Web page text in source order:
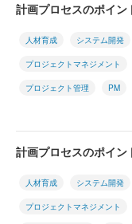
計画プロセスのポイ
人材育成 システム開発
プロジェクトマネジメント
プロジェクト管理 PM
計画プロセスのポイ
人材育成 システム開発
プロジェクトマネジメント